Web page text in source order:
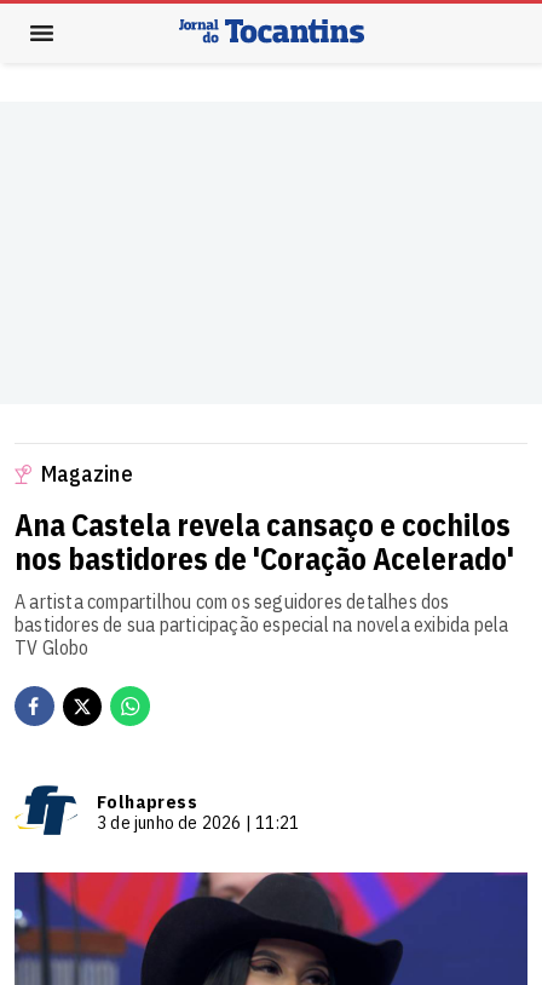
Magazine
Ana Castela revela cansaço e cochilos
nos bastidores de 'Coração Acelerado'
A artista compartilhou com os seguidores detalhes dos
bastidores de sua participação especial na novela exibida pela
TV Globo
Folhapress
3 de junho de 2026 | 11:21